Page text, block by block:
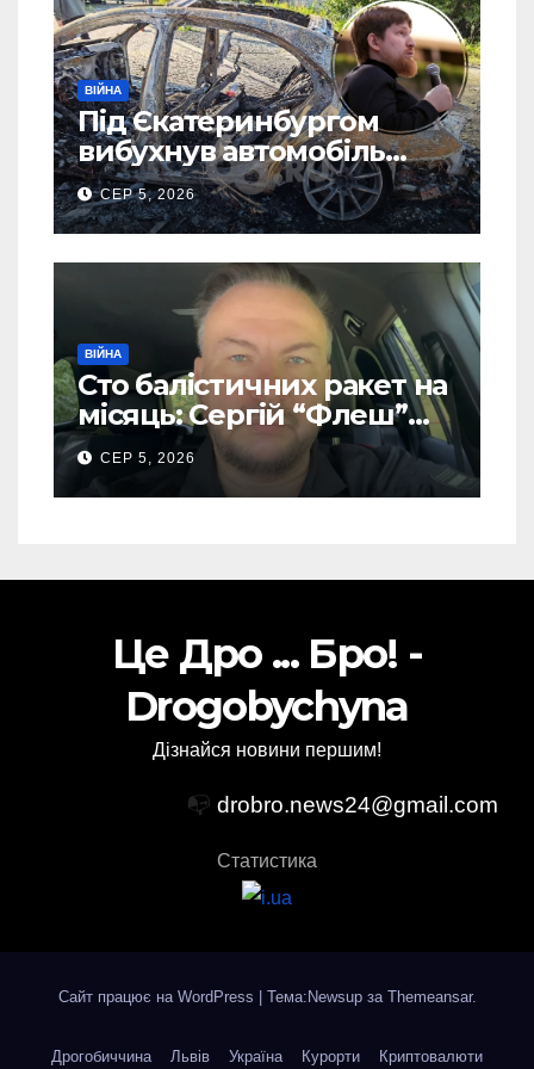
ВІЙНА
Під Єкатеринбургом
вибухнув автомобіль
голови компанії-
виробника дронів “Упир”
– перші подробиці
СЕР 5, 2026
ВІЙНА
Сто балістичних ракет на
місяць: Сергій “Флеш”
закликав українців
готуватися до гіршого
СЕР 5, 2026
Це Дро ... Бро! -
Drogobychyna
Дізнайся новини першим!
📭 drobro.news24@gmail.com
Статистика
Сайт працює на WordPress | Тема:Newsup за Themeansar.
Дрогобиччина Львів Україна Курорти Криптовалюти